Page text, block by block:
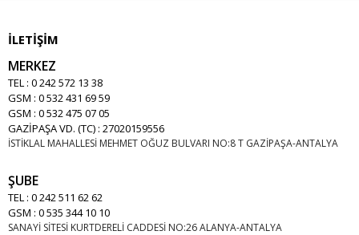
İLETİŞİM
MERKEZ
TEL : 0 242 572 13 38
GSM : 0 532 431 69 59
GSM : 0 532 475 07 05
GAZİPAŞA VD. (TC) : 27020159556
İSTİKLAL MAHALLESİ MEHMET OĞUZ BULVARI NO:8 T GAZİPAŞA-ANTALYA
ŞUBE
TEL : 0 242 511 62 62
GSM : 0 535 344 10 10
SANAYİ SİTESİ KURTDERELİ CADDESİ NO:26 ALANYA-ANTALYA